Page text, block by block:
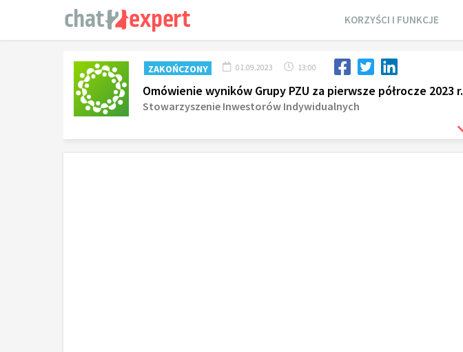
KORZYŚCI I FUNKCJE
ZAKOŃCZONY 01.09.2023 13:00
Omówienie wyników Grupy PZU za pierwsze półrocze 2023 r.
Stowarzyszenie Inwestorów Indywidualnych